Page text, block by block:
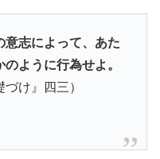
意志によって、あた
ように行為せよ。
け』四三）